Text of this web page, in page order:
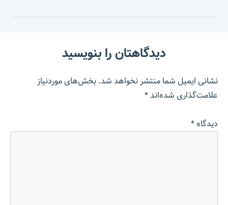
دیدگاهتان را بنویسید
نشانی ایمیل شما منتشر نخواهد شد.بخش‌های موردنیاز
علامت‌گذاری شده‌اند*
دیدگاه*